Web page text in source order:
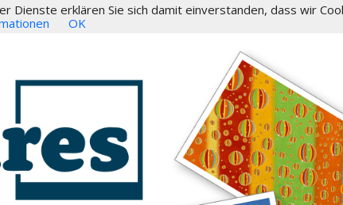
erklären Sie sich damit einverstanden, dass wir
OK